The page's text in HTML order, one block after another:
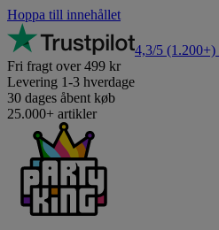
Hoppa till innehållet
4,3/5 (1.200+)
Fri fragt over 499 kr
Levering 1-3 hverdage
30 dages åbent køb
25.000+ artikler